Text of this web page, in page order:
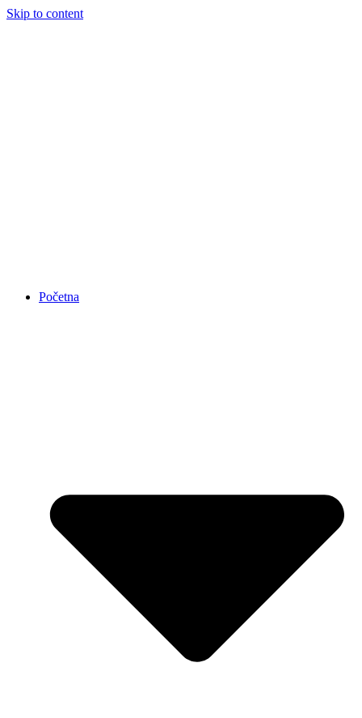
Skip to content
Početna